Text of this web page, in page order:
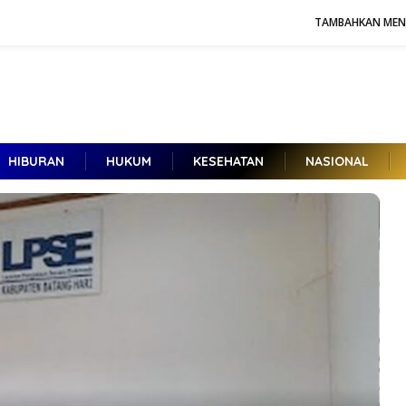
TAMBAHKAN
HIBURAN HUKUM KESEHATAN NASIONAL
Kandidat Jampidsus Baru, Berikut